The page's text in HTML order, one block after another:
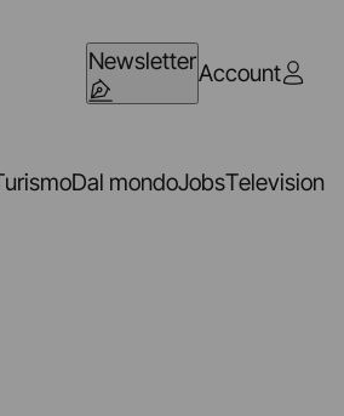
NewsletterAccount
Dal mondoJobsTelevision